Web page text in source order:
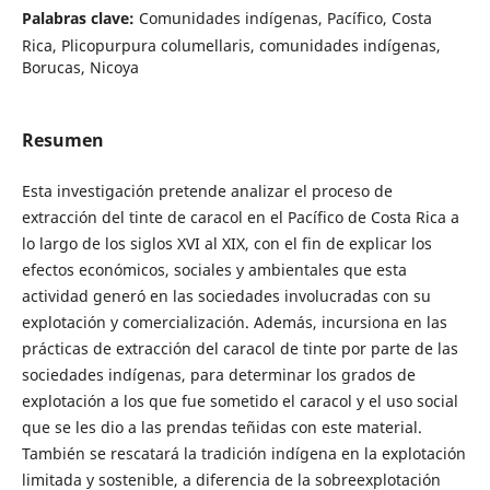
Palabras clave: Comunidades indígenas, Pacífico, Costa
Rica, Plicopurpura columellaris, comunidades indígenas,
Borucas, Nicoya
Resumen
Esta investigación pretende analizar el proceso de
extracción del tinte de caracol en el Pacífico de Costa Rica a
lo largo de los siglos XVI al XIX, con el fin de explicar los
efectos económicos, sociales y ambientales que esta
actividad generó en las sociedades involucradas con su
explotación y comercialización. Además, incursiona en las
prácticas de extracción del caracol de tinte por parte de las
sociedades indígenas, para determinar los grados de
explotación a los que fue sometido el caracol y el uso social
que se les dio a las prendas teñidas con este material.
También se rescatará la tradición indígena en la explotación
limitada y sostenible, a diferencia de la sobreexplotación